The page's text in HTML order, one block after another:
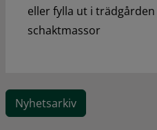
eller fylla ut i
schaktmassor
Nyhetsarkiv